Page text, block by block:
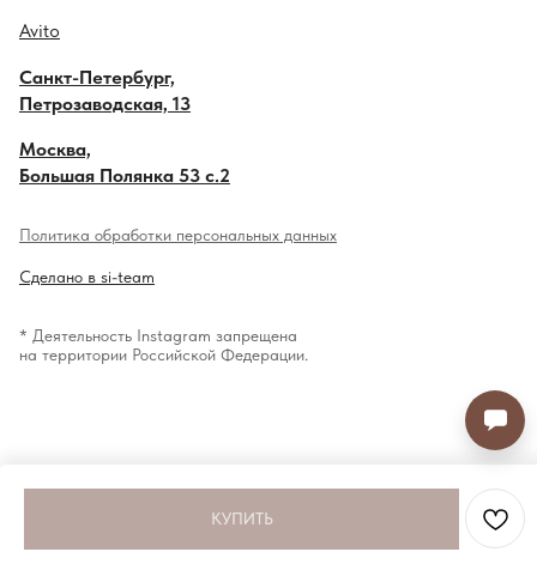
КУПИТЬ
Политика обработки персональных данных
Сделано в si-team
* Деятельность Instagram запрещена
на территории Российской Федерации.
Москва,
Большая Полянка 53 с.2
Санкт-Петербург,
Петрозаводская, 13
Avito